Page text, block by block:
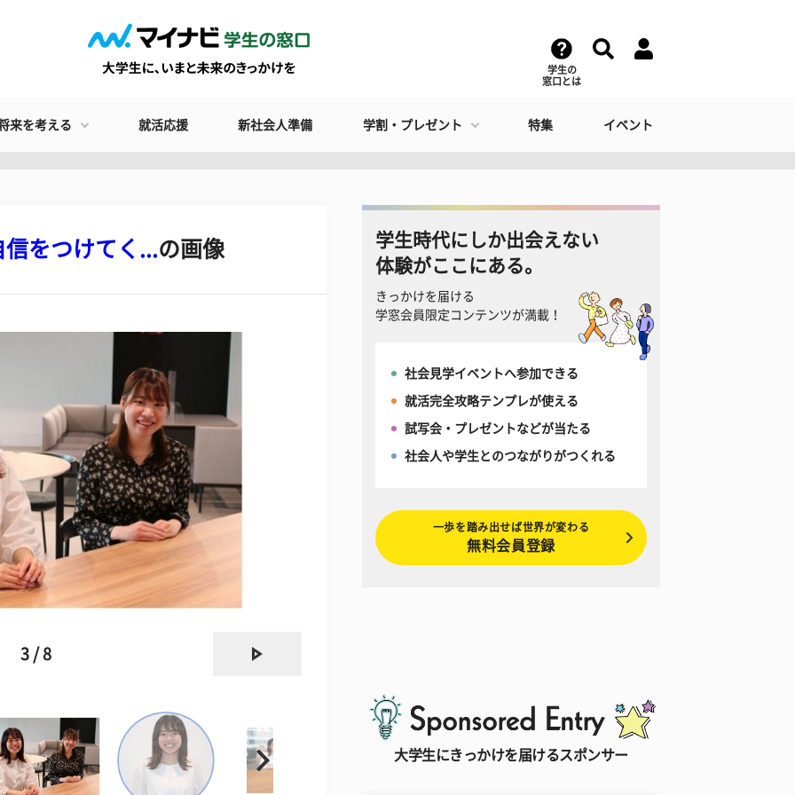
学生の
窓口とは
来を考える 就活応援 新社会人準備 学割・プレゼント 特集 イベント
をつけてく...の画像
3 / 8
学生時代にしか出会えない
体験がここにある。
きっかけを届ける
学窓会員限定コンテンツが満載！
社会見学イベントへ参加できる
就活完全攻略テンプレが使える
試写会・プレゼントなどが当たる
社会人や学生とのつながりがつくれる
一歩を踏み出せば世界が変わる
無料会員登録
大学生にきっかけを届けるスポンサー